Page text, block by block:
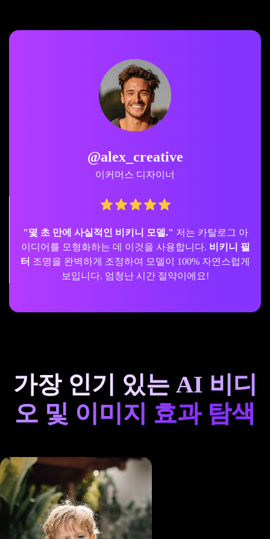
@jess_summer
온라인 쇼핑객
"적합한 스타일을 선택하는 데 도움이 돼요."새로운 디
자인을 구매하는 것을 망설였는데,온라인 비키니 가상
피팅덕분에 저와 비슷한 사진에서 어떻게 보이는지 확
인할 수 있었어요. 재미있고 사용하기 매우 쉬워요.
가장 인기 있는 AI 비디
오 및 이미지 효과 탐색